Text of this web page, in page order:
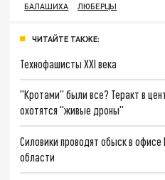
БАЛАШИХА
ЛЮБЕРЦЫ
ЧИТАЙТЕ ТАКЖЕ:
Технофашисты XXI века
"Кротами" были все? Теракт в
охотятся "живые дроны"
Силовики проводят обыск в
области